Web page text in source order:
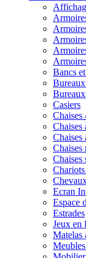
Bancs
Casiers
Chaises
Chaises
Chaises
Chaises
Chaises
Ecran
Espace
Estrades
Jeux en
Matelas